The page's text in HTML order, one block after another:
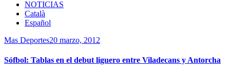
NOTICIAS
Català
Español
Mas Deportes20 marzo, 2012
Sófbol: Tablas en el debut liguero entre Viladecans y Antorcha